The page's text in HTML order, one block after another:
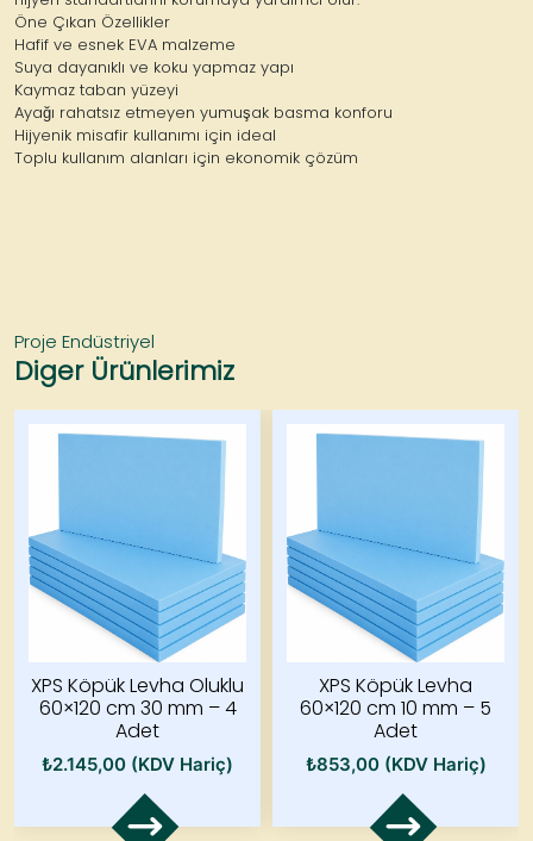
Öne Çıkan Özellikler
Hafif ve esnek EVA malzeme
Suya dayanıklı ve koku yapmaz yapı
Kaymaz taban yüzeyi
Ayağı rahatsız etmeyen yumuşak basma konforu
Hijyenik misafir kullanımı için ideal
Toplu kullanım alanları için ekonomik çözüm
Proje Endüstriyel
Diger Ürünlerimiz
XPS Köpük Levha Oluklu
60×120 cm 30 mm – 4
Adet
₺2.145,00 (KDV Hariç)
XPS Köpük Levha
60×120 cm 10 mm – 5
Adet
₺853,00(KDV Hariç)